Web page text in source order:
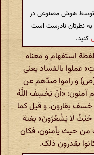
توسط هوش مصنوعی در
به نظرتان نادرست است
کنید.
استفهام و معناه
عملوا بالفساد یعنی
(ص) و راموا صدّهم عن
آمنون: «أَنْ یَخْسِفَ اللَّهُ
خسف بقارون. و قیل کما
حَیْثُ لا یَشْعُرُونَ» بغتة
من حیث یأمنون، فکان
یقدرون ذلک.